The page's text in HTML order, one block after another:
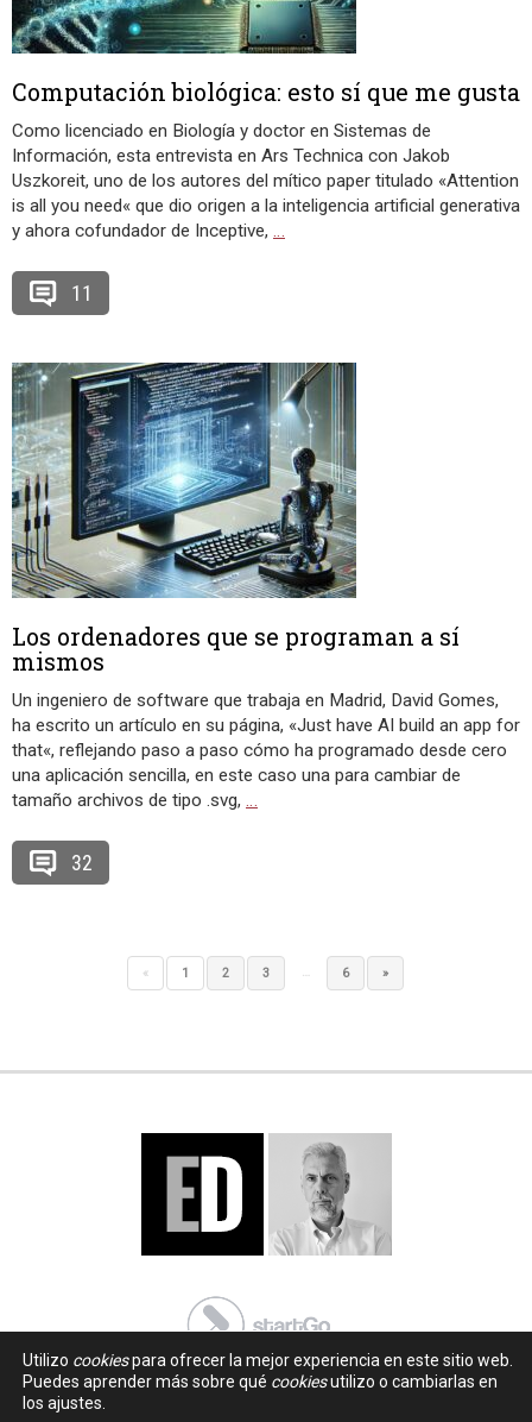
Computación biológica: esto sí que me gusta
Como licenciado en Biología y doctor en Sistemas de
Información, esta entrevista en Ars Technica con Jakob
Uszkoreit, uno de los autores del mítico paper titulado «Attention
is all you need« que dio origen a la inteligencia artificial generativa
y ahora cofundador de Inceptive, …
11
Los ordenadores que se programan a sí
mismos
Un ingeniero de software que trabaja en Madrid, David Gomes,
ha escrito un artículo en su página, «Just have AI build an app for
that«, reflejando paso a paso cómo ha programado desde cero
una aplicación sencilla, en este caso una para cambiar de
tamaño archivos de tipo .svg, …
32
« 1 2 3 … 6 »
Utilizo cookiespara ofrecer la mejor experiencia en este sitio web.
Puedes aprender más sobre qué cookiesutilizo o cambiarlas en
los ajustes.